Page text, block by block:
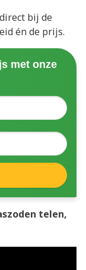
bij de
én de prijs.
met onze
telen,